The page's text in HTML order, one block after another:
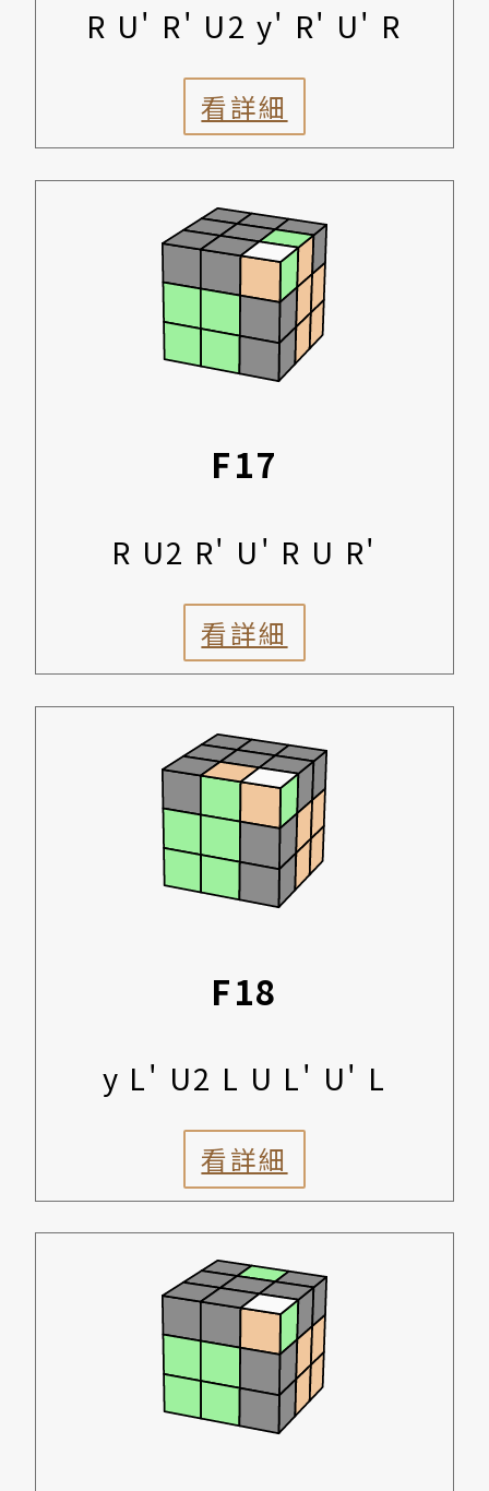
R U' R' U2 y' R' U' R
看詳細
F17
R U2 R' U' R U R'
看詳細
F18
y L' U2 L U L' U' L
看詳細